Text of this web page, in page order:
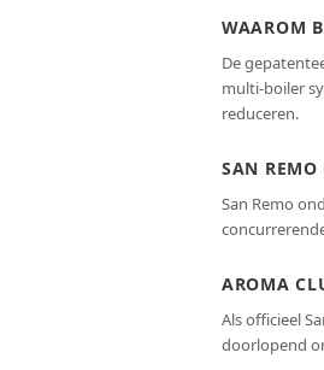
WAAROM
De
multi-boiler
reduceren.
SAN REMO
San Remo
AROMA
Als officieel
doorlopend